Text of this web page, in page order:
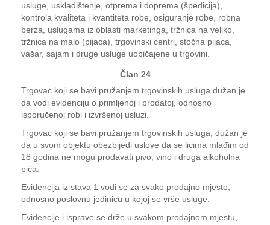
usluge, uskladištenje, otprema i doprema (špedicija),
kontrola kvaliteta i kvantiteta robe, osiguranje robe, robna
berza, uslugama iz oblasti marketinga, tržnica na veliko,
tržnica na malo (pijaca), trgovinski centri, stočna pijaca,
vašar, sajam i druge usluge uobičajene u trgovini.
Član 24
Trgovac koji se bavi pružanjem trgovinskih usluga dužan je
da vodi evidenciju o primljenoj i prodatoj, odnosno
isporučenoj robi i izvršenoj usluzi.
Trgovac koji se bavi pružanjem trgovinskih usluga, dužan je
da u svom objektu obezbijedi uslove da se licima mlađim od
18 godina ne mogu prodavati pivo, vino i druga alkoholna
pića.
Evidencija iz stava 1 vodi se za svako prodajno mjesto,
odnosno poslovnu jedinicu u kojoj se vrše usluge.
Evidencije i isprave se drže u svakom prodajnom mjestu,